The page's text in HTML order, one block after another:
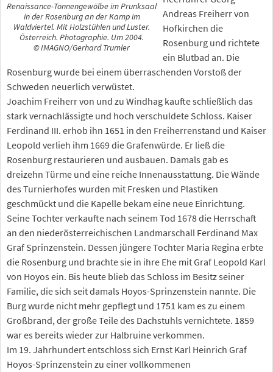
Renaissance-Tonnengewölbe im Prunksaal
in der Rosenburg an der Kamp im
Waldviertel. Mit Holzstühlen und Luster.
Österreich. Photographie. Um 2004.
© IMAGNO/Gerhard Trumler
Andreas Freiherr von
Hofkirchen die
Rosenburg und richtete
ein Blutbad an. Die
Rosenburg wurde bei einem überraschenden Vorstoß der
Schweden neuerlich verwüstet.
Joachim Freiherr von und zu Windhag kaufte schließlich das
stark vernachlässigte und hoch verschuldete Schloss. Kaiser
Ferdinand III. erhob ihn 1651 in den Freiherrenstand und Kaiser
Leopold verlieh ihm 1669 die Grafenwürde. Er ließ die
Rosenburg restaurieren und ausbauen. Damals gab es
dreizehn Türme und eine reiche Innenausstattung. Die Wände
des Turnierhofes wurden mit Fresken und Plastiken
geschmückt und die Kapelle bekam eine neue Einrichtung.
Seine Tochter verkaufte nach seinem Tod 1678 die Herrschaft
an den niederösterreichischen Landmarschall Ferdinand Max
Graf Sprinzenstein. Dessen jüngere Tochter Maria Regina erbte
die Rosenburg und brachte sie in ihre Ehe mit Graf Leopold Karl
von Hoyos ein. Bis heute blieb das Schloss im Besitz seiner
Familie, die sich seit damals Hoyos-Sprinzenstein nannte. Die
Burg wurde nicht mehr gepflegt und 1751 kam es zu einem
Großbrand, der große Teile des Dachstuhls vernichtete. 1859
war es bereits wieder zur Halbruine verkommen.
Im 19. Jahrhundert entschloss sich Ernst Karl Heinrich Graf
Hoyos-Sprinzenstein zu einer vollkommenen